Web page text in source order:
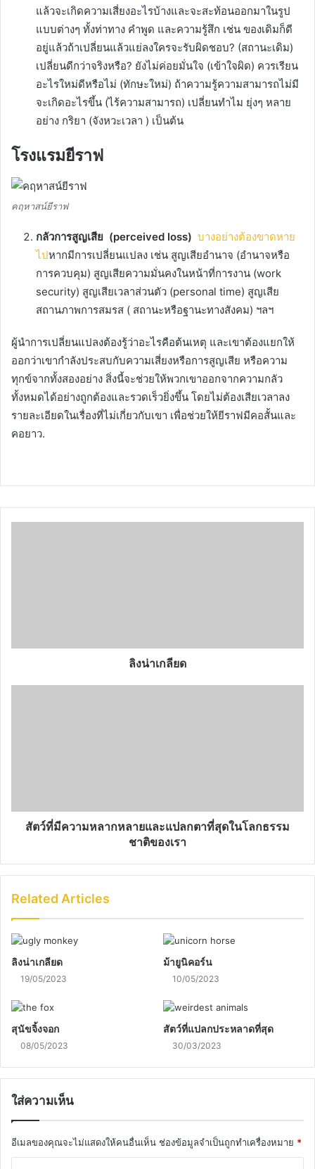
แล้วจะเกิดความเสี่ยงอะไรบ้างและจะสะท้อนออกมาในรูป
แบบต่างๆ ทั้งท่าทาง คำพูด และความรู้สึก เช่น ของเดิมก็ดี
อยู่แล้วถ้าเปลี่ยนแล้วแย่ลงใครจะรับผิดชอบ? (สถานะเดิม)
เปลี่ยนดีกว่าจริงหรือ? ยังไม่ค่อยมั่นใจ (เข้าใจผิด) ควรเรียน
อะไรใหม่ดีหรือไม่ (ทักษะใหม่) ถ้าความรู้ความสามารถไม่มี
จะเกิดอะไรขึ้น (ไร้ความสามารถ) เปลี่ยนทำไม ยุ่งๆ หลาย
อย่าง กริยา (จังหวะเวลา ) เป็นต้น
โรงแรมยีราฟ
คฤหาสน์ยีราฟ
กลัวการสูญเสีย (perceived loss) บางอย่างต้องขาดหาย
ไปหากมีการเปลี่ยนแปลง เช่น สูญเสียอำนาจ (อำนาจหรือ
การควบคุม) สูญเสียความมั่นคงในหน้าที่การงาน (work
security) สูญเสียเวลาส่วนตัว (personal time) สูญเสีย
สถานภาพการสมรส ( สถานะหรือฐานะทางสังคม) ฯลฯ
ผู้นำการเปลี่ยนแปลงต้องรู้ว่าอะไรคือต้นเหตุ และเขาต้องแยกให้
ออกว่าเขากำลังประสบกับความเสี่ยงหรือการสูญเสีย หรือความ
ทุกข์จากทั้งสองอย่าง สิ่งนี้จะช่วยให้พวกเขาออกจากความกลัว
ทั้งหมดได้อย่างถูกต้องและรวดเร็วยิ่งขึ้น โดยไม่ต้องเสียเวลาลง
รายละเอียดในเรื่องที่ไม่เกี่ยวกับเขา เพื่อช่วยให้ยีราฟมีคอสั้นและ
คอยาว.
ลิงน่าเกลียด
สัตว์ที่มีความหลากหลายและแปลกตาที่สุดในโลกธรรม
ชาติของเรา
Related Articles
ลิงน่าเกลียด
19/05/2023
ม้ายูนิคอร์น
10/05/2023
สุนัขจิ้งจอก
08/05/2023
สัตว์ที่แปลกประหลาดที่สุด
30/03/2023
ใส่ความเห็น
อีเมลของคุณจะไม่แสดงให้คนอื่นเห็น ช่องข้อมูลจำเป็นถูกทำเครื่องหมาย *